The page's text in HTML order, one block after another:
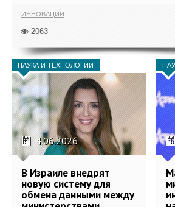
ИННОВАЦИИ
2063
НАУКА И ТЕХНОЛОГИИ
4.06.2026
В Израиле внедрят
новую систему для
обмена данными между